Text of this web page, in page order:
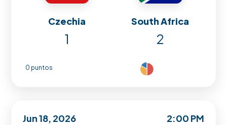
Czechia South Africa
1 2
0 puntos
Jun 18, 2026 2:00 PM